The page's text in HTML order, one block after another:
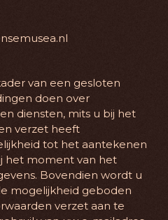
van een gesloten
doen over
diensten, mits u bij het
verzet heeft
tot het aantekenen
het moment van het
Bovendien wordt u
mogelijkheid geboden
verzet aan te